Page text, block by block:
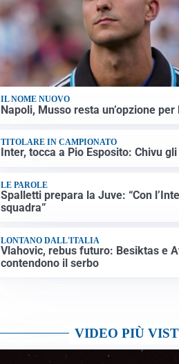
IL NOME NUOVO
Napoli, Musso resta un’opzione per
TITOLARE IN CAMPIONATO
Inter, tocca a Pio Esposito: Chivu
LE PAROLE
Spalletti prepara la Juve: “Con
squadra”
LONTANO DALL'ITALIA
Vlahovic, rebus futuro: Besiktas e
contendono il serbo
VIDEO PIÙ